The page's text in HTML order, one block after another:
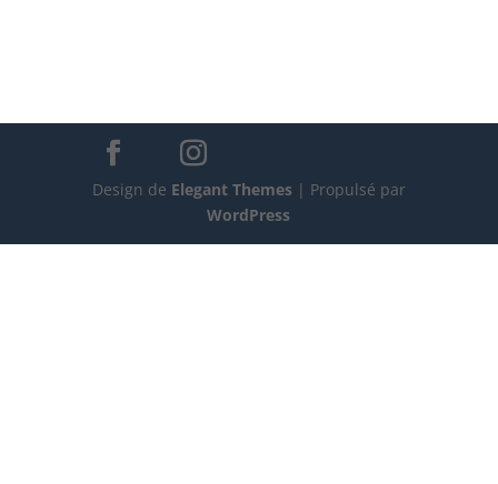
Design de Elegant Themes| Propulsé par
WordPress